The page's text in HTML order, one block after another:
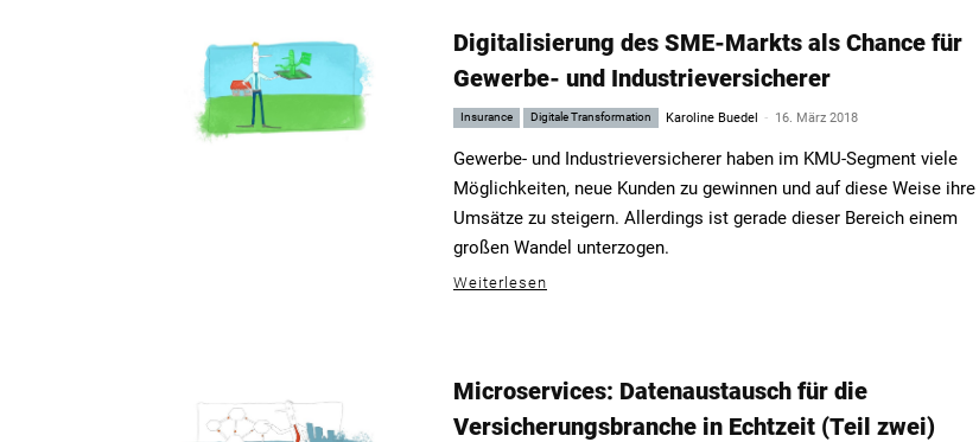
Digitalisierung des SME-Markts als Chance für
Gewerbe- und Industrieversicherer
Insurance Digitale Transformation Karoline Buedel - 16. März 2018
Gewerbe- und Industrieversicherer haben im KMU-Segment viele
Möglichkeiten, neue Kunden zu gewinnen und auf diese Weise ihre
Umsätze zu steigern. Allerdings ist gerade dieser Bereich einem
großen Wandel unterzogen.
Weiterlesen
Microservices: Datenaustausch für die
Versicherungsbranche in Echtzeit (Teil zwei)